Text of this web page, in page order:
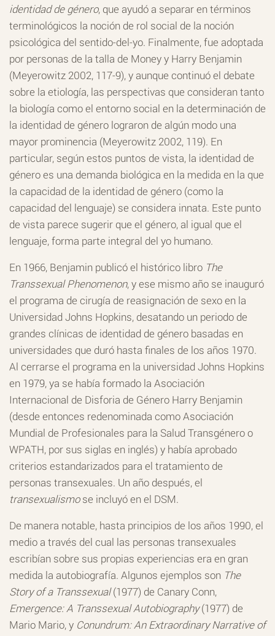
identidad de género, que ayudó a separar en términos
terminológicos la noción de rol social de la noción
psicológica del sentido-del-yo. Finalmente, fue adoptada
por personas de la talla de Money y Harry Benjamin
(Meyerowitz 2002, 117-9), y aunque continuó el debate
sobre la etiología, las perspectivas que consideran tanto
la biología como el entorno social en la determinación de
la identidad de género lograron de algún modo una
mayor prominencia (Meyerowitz 2002, 119). En
particular, según estos puntos de vista, la identidad de
género es una demanda biológica en la medida en la que
la capacidad de la identidad de género (como la
capacidad del lenguaje) se considera innata. Este punto
de vista parece sugerir que el género, al igual que el
lenguaje, forma parte integral del yo humano.
En 1966, Benjamin publicó el histórico libro The
Transsexual Phenomenon, y ese mismo año se inauguró
el programa de cirugía de reasignación de sexo en la
Universidad Johns Hopkins, desatando un periodo de
grandes clínicas de identidad de género basadas en
universidades que duró hasta finales de los años 1970.
Al cerrarse el programa en la universidad Johns Hopkins
en 1979, ya se había formado la Asociación
Internacional de Disforia de Género Harry Benjamin
(desde entonces redenominada como Asociación
Mundial de Profesionales para la Salud Transgénero o
WPATH, por sus siglas en inglés) y había aprobado
criterios estandarizados para el tratamiento de
personas transexuales. Un año después, el
transexualismose incluyó en el DSM.
De manera notable, hasta principios de los años 1990, el
medio a través del cual las personas transexuales
escribían sobre sus propias experiencias era en gran
medida la autobiografía. Algunos ejemplos son The
Story of a Transsexual(1977) de Canary Conn,
Emergence: A Transsexual Autobiography(1977) de
Mario Mario, y Conundrum: An Extraordinary Narrative of